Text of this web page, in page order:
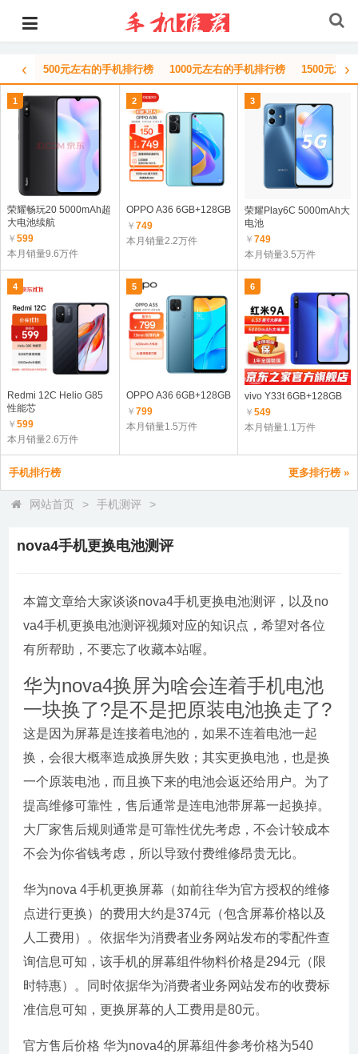
‹ 500元左右的手机排行榜 1000元左右的手机排行榜 1500元左›
1
荣耀畅玩20 5000mAh超
大电池续航
￥ 599
本月销量9.6万件
2
OPPO A36 6GB+128GB
￥ 749
本月销量2.2万件
3
荣耀Play6C 5000mAh大
电池
￥749
本月销量3.5万件
4
Redmi 12C Helio G85
性能芯
￥ 599
本月销量2.6万件
5
OPPO A36 6GB+128GB
￥ 799
本月销量1.5万件
6
vivo Y33t 6GB+128GB
￥549
本月销量1.1万件
手机排行榜 更多排行榜 »
网站首页 > 手机测评 >
nova4手机更换电池测评
本篇文章给大家谈谈nova4手机更换电池测评，以及no
va4手机更换电池测评视频对应的知识点，希望对各位
有所帮助，不要忘了收藏本站喔。
华为nova4换屏为啥会连着手机电池
一块换了?是不是把原装电池换走了?
这是因为屏幕是连接着电池的，如果不连着电池一起
换，会很大概率造成换屏失败；其实更换电池，也是换
一个原装电池，而且换下来的电池会返还给用户。为了
提高维修可靠性，售后通常是连电池带屏幕一起换掉。
大厂家售后规则通常是可靠性优先考虑，不会计较成本
不会为你省钱考虑，所以导致付费维修昂贵无比。
华为nova 4手机更换屏幕（如前往华为官方授权的维修
点进行更换）的费用大约是374元（包含屏幕价格以及
人工费用）。依据华为消费者业务网站发布的零配件查
询信息可知，该手机的屏幕组件物料价格是294元（限
时特惠）。同时依据华为消费者业务网站发布的收费标
准信息可知，更换屏幕的人工费用是80元。
官方售后价格 华为nova4的屏幕组件参考价格为540